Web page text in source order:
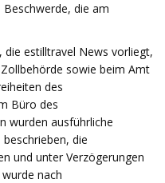
die am
die estilltravel News vorliegt,
sowie beim Amt
des
Büro des
wurden ausführliche
die
und unter Verzögerungen
nach